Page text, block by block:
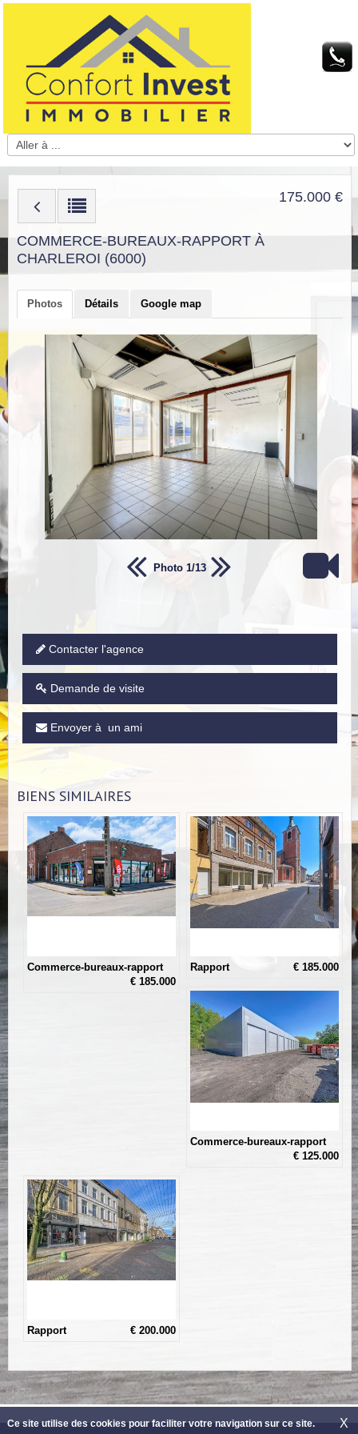
Ce site utilise des cookies pour faciliter votre navigation sur ce site.
X
175.000 €
COMMERCE-BUREAUX-RAPPORT À
CHARLEROI (6000)
Photos Détails Google map
Photo 1/13
Contacter l'agence
Demande de visite
Envoyer à un ami
BIENS SIMILAIRES
Commerce-bureaux-rapport
€ 185.000
Rapport € 185.000
Commerce-bureaux-rapport
€ 125.000
Rapport € 200.000
GROUPE CONFORT INVEST- Route de Mons 313 - 7131 Waudrez